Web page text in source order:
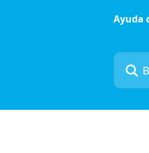
Ayuda
Buscar